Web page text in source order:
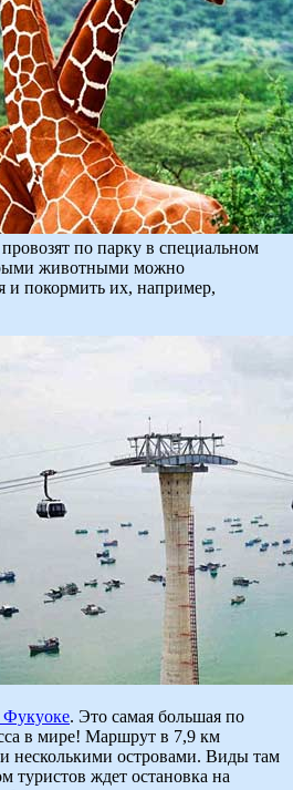
по парку в специальном
животными можно
и покормить их, например,
Фукуоке. Это самая большая по
в мире! Маршрут в 7,9 км
несколькими островами. Виды там
туристов ждет остановка на